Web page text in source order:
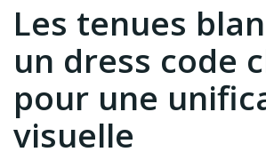
Les tenues
un dress code
pour une
visuelle